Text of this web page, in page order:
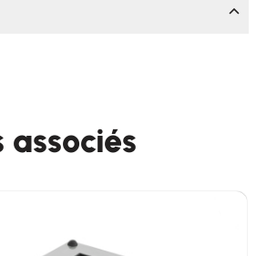
associés